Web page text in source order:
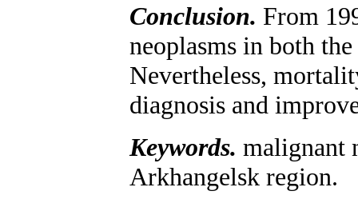
Conclusion. From
neoplasms in both
Nevertheless,
diagnosis and
Keywords. malignant
Arkhangelsk region.